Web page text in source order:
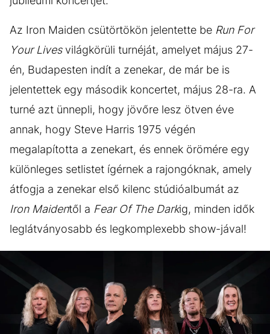
Az Iron Maiden csütörtökön jelentette be Run For
Your Livesvilágkörüli turnéját, amelyet május 27-
én, Budapesten indít a zenekar, de már be is
jelentettek egy második koncertet, május 28-ra. A
turné azt ünnepli, hogy jövőre lesz ötven éve
annak, hogy Steve Harris 1975 végén
megalapította a zenekart, és ennek örömére egy
különleges setlistet ígérnek a rajongóknak, amely
átfogja a zenekar első kilenc stúdióalbumát az
Iron Maidentől a Fear Of The Darkig, minden idők
leglátványosabb és legkomplexebb show-jával!